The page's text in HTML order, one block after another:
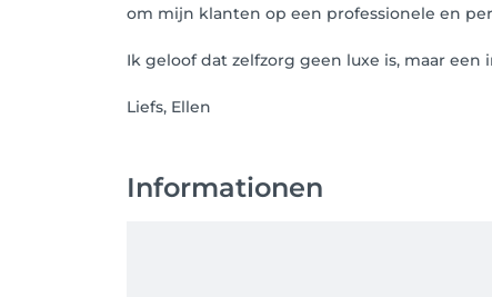
om mijn klanten op een professionele en
Ik geloof dat zelfzorg geen luxe is, maar een
Liefs, Ellen
Informationen